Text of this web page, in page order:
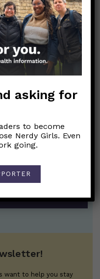
mission of
want to help you stay
asking for
to become
Nerdy Girls. Even
going.